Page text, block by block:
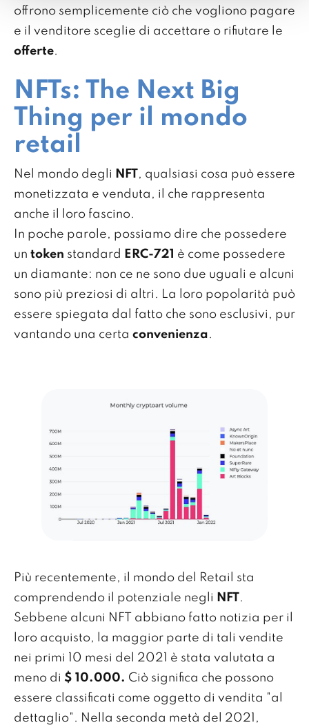
offrono semplicemente ciò che vogliono pagare
e il venditore sceglie di accettare o rifiutare le
offerte.
NFTs: The Next Big
Thing per il mondo
retail
Nel mondo degli NFT, qualsiasi cosa può essere
monetizzata e venduta, il che rappresenta
anche il loro fascino.
In poche parole, possiamo dire che possedere
un token standard ERC-721 è come possedere
un diamante: non ce ne sono due uguali e alcuni
sono più preziosi di altri. La loro popolarità può
essere spiegata dal fatto che sono esclusivi, pur
vantando una certa convenienza.
Più recentemente, il mondo del Retail sta
comprendendo il potenziale negli NFT.
Sebbene alcuni NFT abbiano fatto notizia per il
loro acquisto, la maggior parte di tali vendite
nei primi 10 mesi del 2021 è stata valutata a
meno di $ 10.000. Ciò significa che possono
essere classificati come oggetto di vendita "al
dettaglio". Nella seconda metà del 2021,